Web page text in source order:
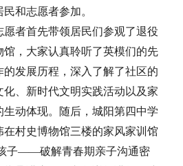
和志愿者参加。
愿者首先带领居民们参观了退役
，大家认真聆听了英模们的先
发展历程，深入了解了社区的
化、新时代文明实践活动以及家
生动体现。随后，城阳第四中学
村史博物馆三楼的家风家训馆
子——破解青春期亲子沟通密